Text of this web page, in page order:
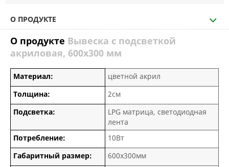
О ПРОДУКТЕ
О продукте Вывеска с подсветкой
акриловая, 600х300 мм
Материал:
цветной акрил
Толщина:
2см
Подсветка:
LPG матрица, светодиодная
лента
Потребление:
10Вт
Габаритный размер:
600х300мм